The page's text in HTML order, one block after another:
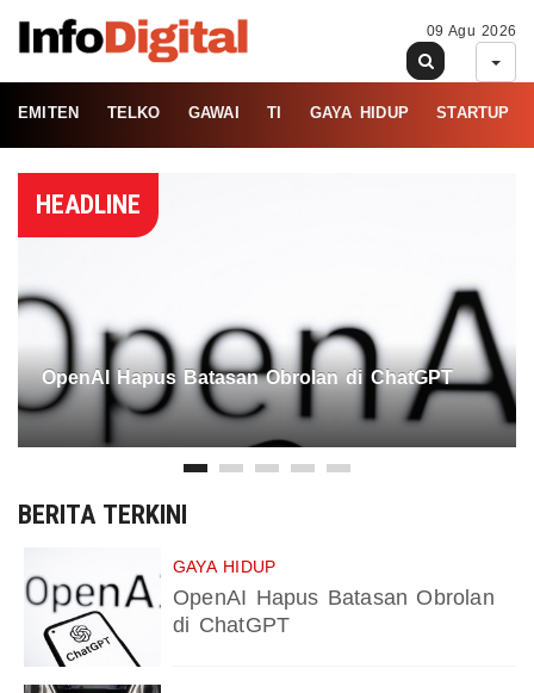
09 Agu 2026
EMITEN TELKO GAWAI TI GAYA HIDUP STARTUP
HEADLINE
OpenAI Hapus Batasan Obrolan di ChatGPT
BERITA TERKINI
GAYA HIDUP
OpenAI Hapus Batasan Obrolan
di ChatGPT